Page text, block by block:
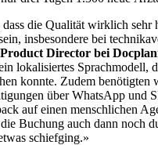
die Qualität wirklich sehr
insbesondere bei
Director bei
lokalisiertes Sprachmodell,
konnte. Zudem benötigten
über WhatsApp und
auf einen menschlichen
Buchung auch dann noch
schiefging.»